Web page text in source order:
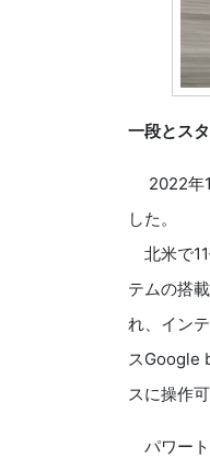
一段とス
2022年
した。
北米で
テムの搭
れ、イン
スGoogle
スに操作
パワート